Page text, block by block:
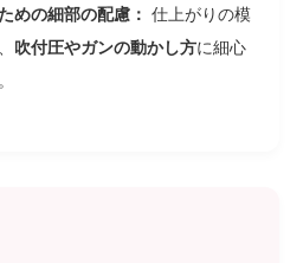
めの細部の配慮： 仕上がりの模
吹付圧やガンの動かし方に細心